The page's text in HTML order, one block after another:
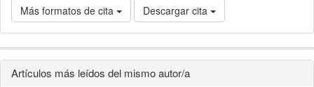
Más formatos de cita Descargar cita
Detalles
Artículos más leídos del mismo autor/a